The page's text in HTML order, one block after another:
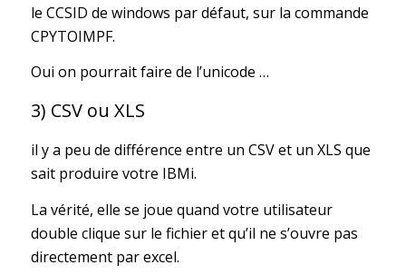
le CCSID de windows par défaut, sur la commande
CPYTOIMPF.
Oui on pourrait faire de l’unicode …
3) CSV ou XLS
il y a peu de différence entre un CSV et un XLS que
sait produire votre IBMi.
La vérité, elle se joue quand votre utilisateur
double clique sur le fichier et qu’il ne s’ouvre pas
directement par excel.